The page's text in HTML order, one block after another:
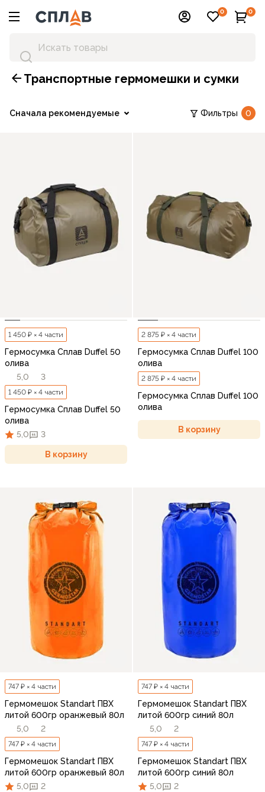
0 0
Транспортные гермомешки и сумки
Сначала рекомендуемые Фильтры 0
1 450 ₽ × 4 части
Гермосумка Сплав Duffel 50
олива
5,0
3
1 450 ₽ × 4 части
Гермосумка Сплав Duffel 50
олива
5,0
3
В корзину
2 875 ₽ × 4 части
Гермосумка Сплав Duffel 100
олива
2 875 ₽ × 4 части
Гермосумка Сплав Duffel 100
олива
В корзину
747 ₽ × 4 части
Гермомешок Standart ПВХ
литой 600гр оранжевый 80л
5,0
2
747 ₽ × 4 части
Гермомешок Standart ПВХ
литой 600гр оранжевый 80л
5,0
2
747 ₽ × 4 части
Гермомешок Standart ПВХ
литой 600гр синий 80л
5,0
2
747 ₽ × 4 части
Гермомешок Standart ПВХ
литой 600гр синий 80л
5,0
2